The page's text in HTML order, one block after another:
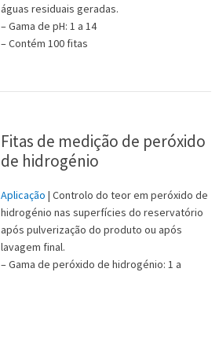
águas residuais geradas.
– Gama de pH: 1 a 14
– Contém 100 fitas
Fitas de medição de peróxido
de hidrogénio
Aplicação | Controlo do teor em peróxido de
hidrogénio nas superfícies do reservatório
após pulverização do produto ou após
lavagem final.
– Gama de peróxido de hidrogénio: 1 a